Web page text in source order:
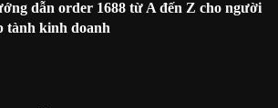
dẫn order 1688 từ A đến Z cho người
tành kinh doanh